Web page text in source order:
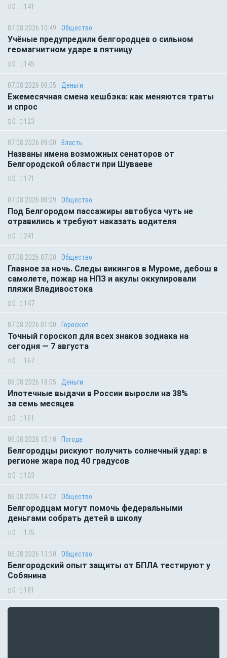
0 141
07.08.2026 10:49 Общество
Учёные предупредили белгородцев о сильном
геомагнитном ударе в пятницу
0 145
07.08.2026 09:05 Деньги
Ежемесячная смена кешбэка: как меняются траты
и спрос
0 123
07.08.2026 09:00 Власть
Названы имена возможных сенаторов от
Белгородской области при Шуваеве
0 171
07.08.2026 08:09 Общество
Под Белгородом пассажиры автобуса чуть не
отравились и требуют наказать водителя
0 241
07.08.2026 07:00 Общество
Главное за ночь. Следы викингов в Муроме, дебош в
самолете, пожар на НПЗ и акулы оккупировали
пляжи Владивостока
0 147
07.08.2026 01:00 Гороскоп
Точный гороскоп для всех знаков зодиака на
сегодня — 7 августа
0 167
06.08.2026 18:05 Деньги
Ипотечные выдачи в России выросли на 38%
за семь месяцев
0 161
06.08.2026 15:10 Погода
Белгородцы рискуют получить солнечный удар: в
регионе жара под 40 градусов
0 103
06.08.2026 14:02 Общество
Белгородцам могут помочь федеральными
деньгами собрать детей в школу
0 175
06.08.2026 13:50 Общество
Белгородский опыт защиты от БПЛА тестируют у
Собянина
0 181